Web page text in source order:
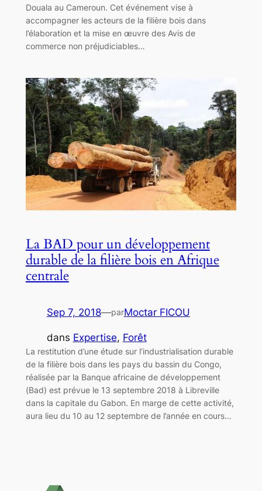
Douala au Cameroun. Cet événement vise à
accompagner les acteurs de la filière bois dans
l’élaboration et la mise en œuvre des Avis de
commerce non préjudiciables…
La BAD pour un développement
durable de la filière bois en Afrique
centrale
Sep 7, 2018—parMoctar FICOU
dans Expertise, Forêt
La restitution d’une étude sur l’industrialisation durable
de la filière bois dans les pays du bassin du Congo,
réalisée par la Banque africaine de développement
(Bad) est prévue le 13 septembre 2018 à Libreville
dans la capitale du Gabon. En marge de cette activité,
aura lieu du 10 au 12 septembre de l’année en cours…